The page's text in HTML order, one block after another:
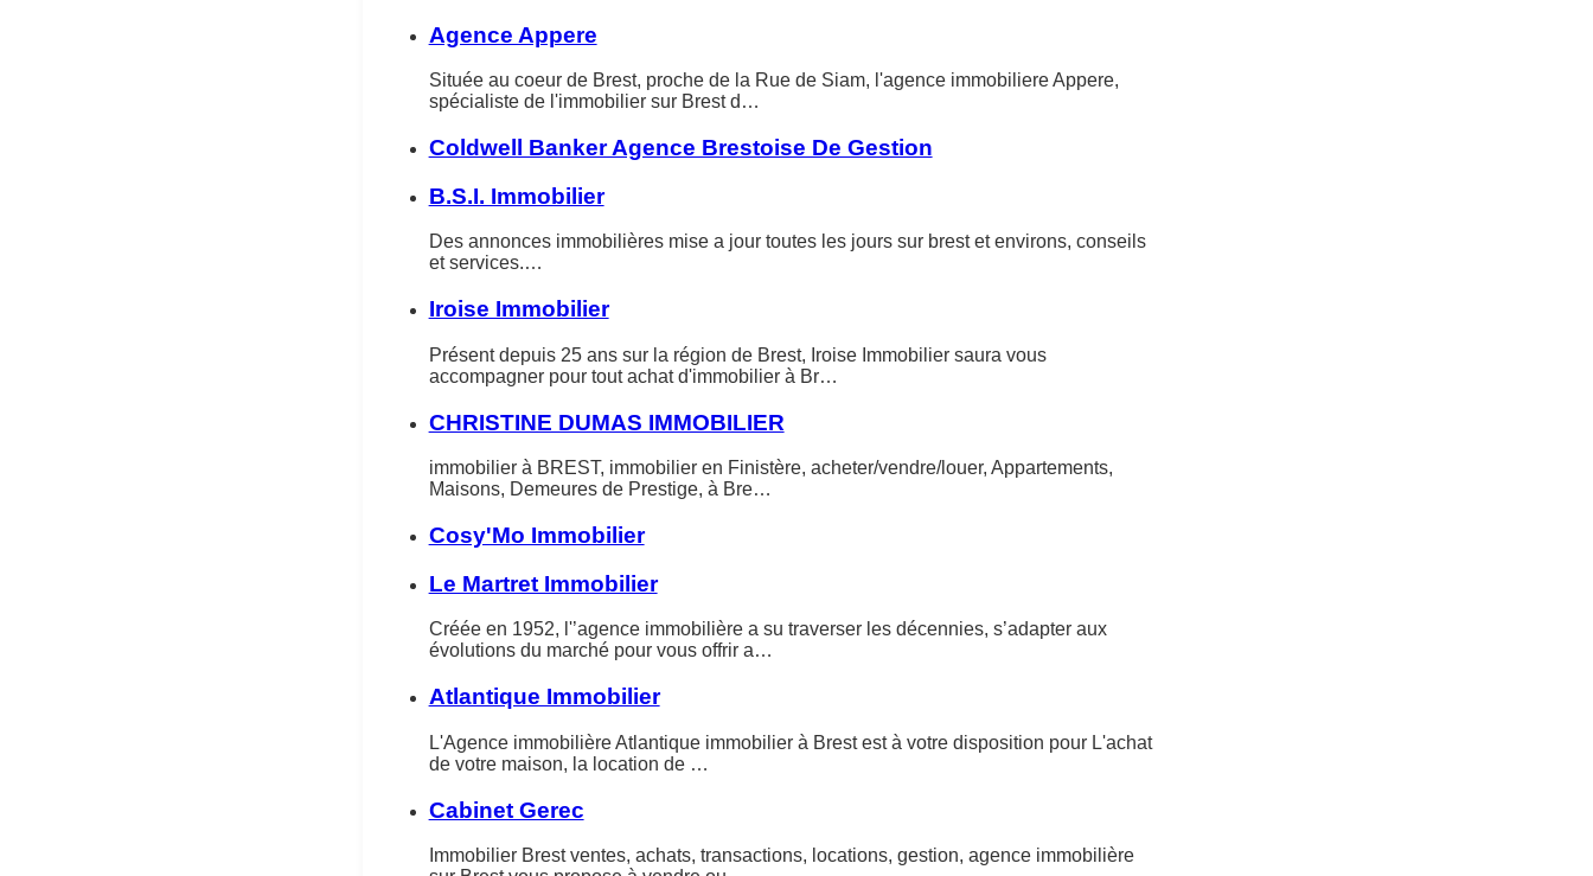
Agence Appere
Située au coeur de Brest, proche de la Rue de Siam, l'agence immobiliere Appere,
spécialiste de l'immobilier sur Brest d…
Coldwell Banker Agence Brestoise De Gestion
B.S.I. Immobilier
Des annonces immobilières mise a jour toutes les jours sur brest et environs, conseils
et services.…
Iroise Immobilier
Présent depuis 25 ans sur la région de Brest, Iroise Immobilier saura vous
accompagner pour tout achat d'immobilier à Br…
CHRISTINE DUMAS IMMOBILIER
immobilier à BREST, immobilier en Finistère, acheter/vendre/louer, Appartements,
Maisons, Demeures de Prestige, à Bre…
Cosy'Mo Immobilier
Le Martret Immobilier
Créée en 1952, l'’agence immobilière a su traverser les décennies, s’adapter aux
évolutions du marché pour vous offrir a…
Atlantique Immobilier
L'Agence immobilière Atlantique immobilier à Brest est à votre disposition pour L'achat
de votre maison, la location de …
Cabinet Gerec
Immobilier Brest ventes, achats, transactions, locations, gestion, agence immobilière